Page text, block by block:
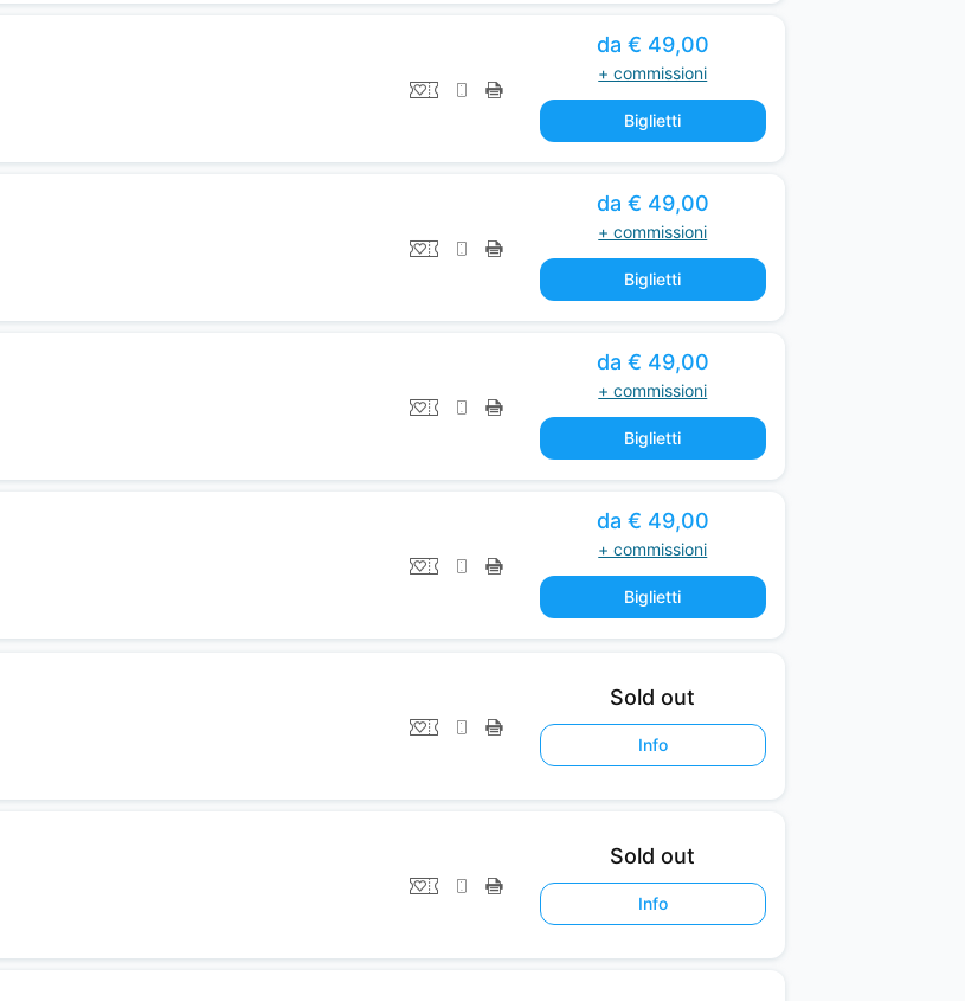
da € 49,00
+ commissioni
Biglietti
da € 49,00
+ commissioni
Biglietti
da € 49,00
+ commissioni
Biglietti
da € 49,00
+ commissioni
Biglietti
Sold out
Info
Sold out
Info